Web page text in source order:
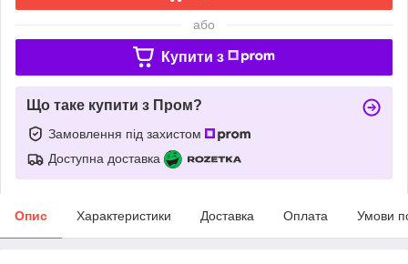
або
Купити з
Що таке купити з Пром?
Замовлення під захистом
Доступна доставка
Опис Характеристики Доставка Оплата Умови